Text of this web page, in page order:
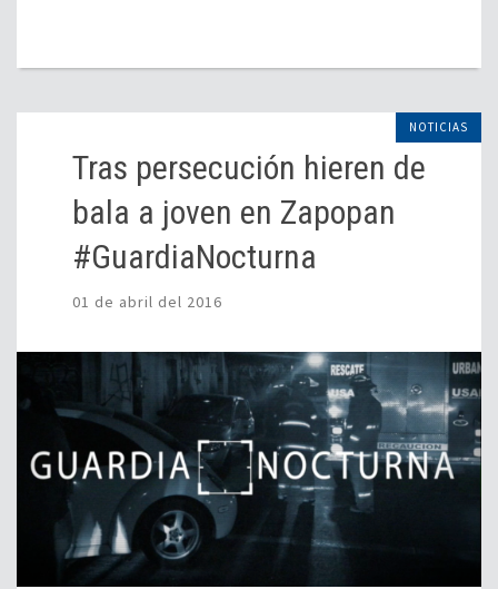
NOTICIAS
Tras persecución hieren de
bala a joven en Zapopan
#GuardiaNocturna
01 de abril del 2016